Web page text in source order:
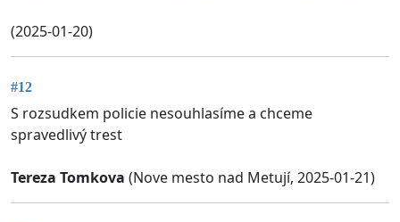
(2025-01-20)
#12
S rozsudkem policie nesouhlasíme a chceme
spravedlivý trest
Tereza Tomkova (Nove mesto nad Metují, 2025-01-21)